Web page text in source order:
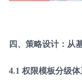
四、策略设计：从
4.1 权限模板分级体